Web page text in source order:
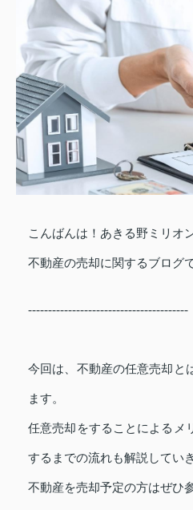
こんばんは！あきる野ミリオ
不動産の売却に関するブログ
----------------------------------------
今回は、不動産の任意売却と
ます。
任意売却をすることによるメ
するまでの流れも解説してい
不動産を売却予定の方はぜひ